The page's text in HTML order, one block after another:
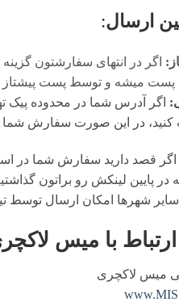
ارسال:
اگر در انتهای سفارشتون
پست میشه و توسط پست پیشتاز
اگر آدرس شما در محدوده پیک
در این صورت سفارش شما فردا یا
اگر قصد دارید سفارش شما در
در پایین لینکش رو براتون
شهرها امکان ارسال توسط
با میس
میس لاکچری